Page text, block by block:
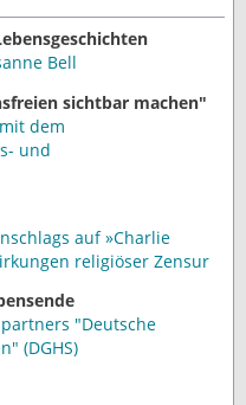
Bell
sichtbar machen"
dem
und
auf »Charlie
religiöser Zensur
"Deutsche
(DGHS)